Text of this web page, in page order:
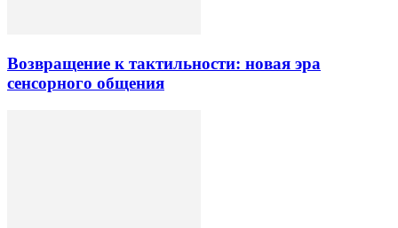
Возвращение к тактильности: новая эра
сенсорного общения